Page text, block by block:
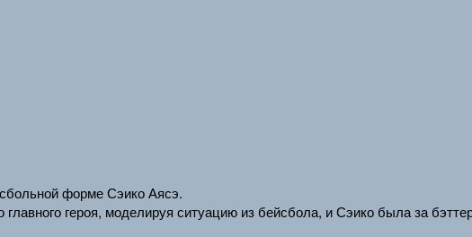
форме Сэико Аясэ.
героя, моделируя ситуацию из бейсбола, и Сэико была за